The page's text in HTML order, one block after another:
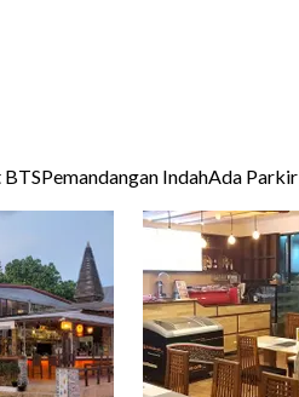
Pemandangan IndahAda Parkir